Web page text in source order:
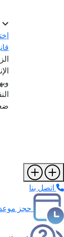
اتصل بنا
حجز